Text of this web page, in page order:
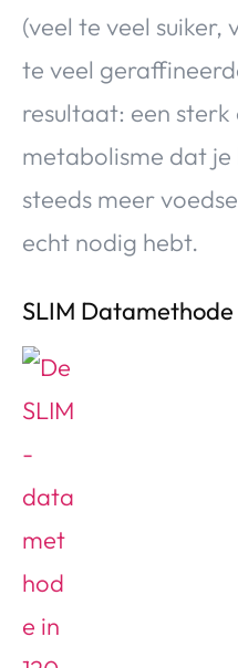
(veel te veel suiker,
te veel
resultaat: een
metabolisme dat
steeds meer
echt nodig hebt.
SLIM Datamethode